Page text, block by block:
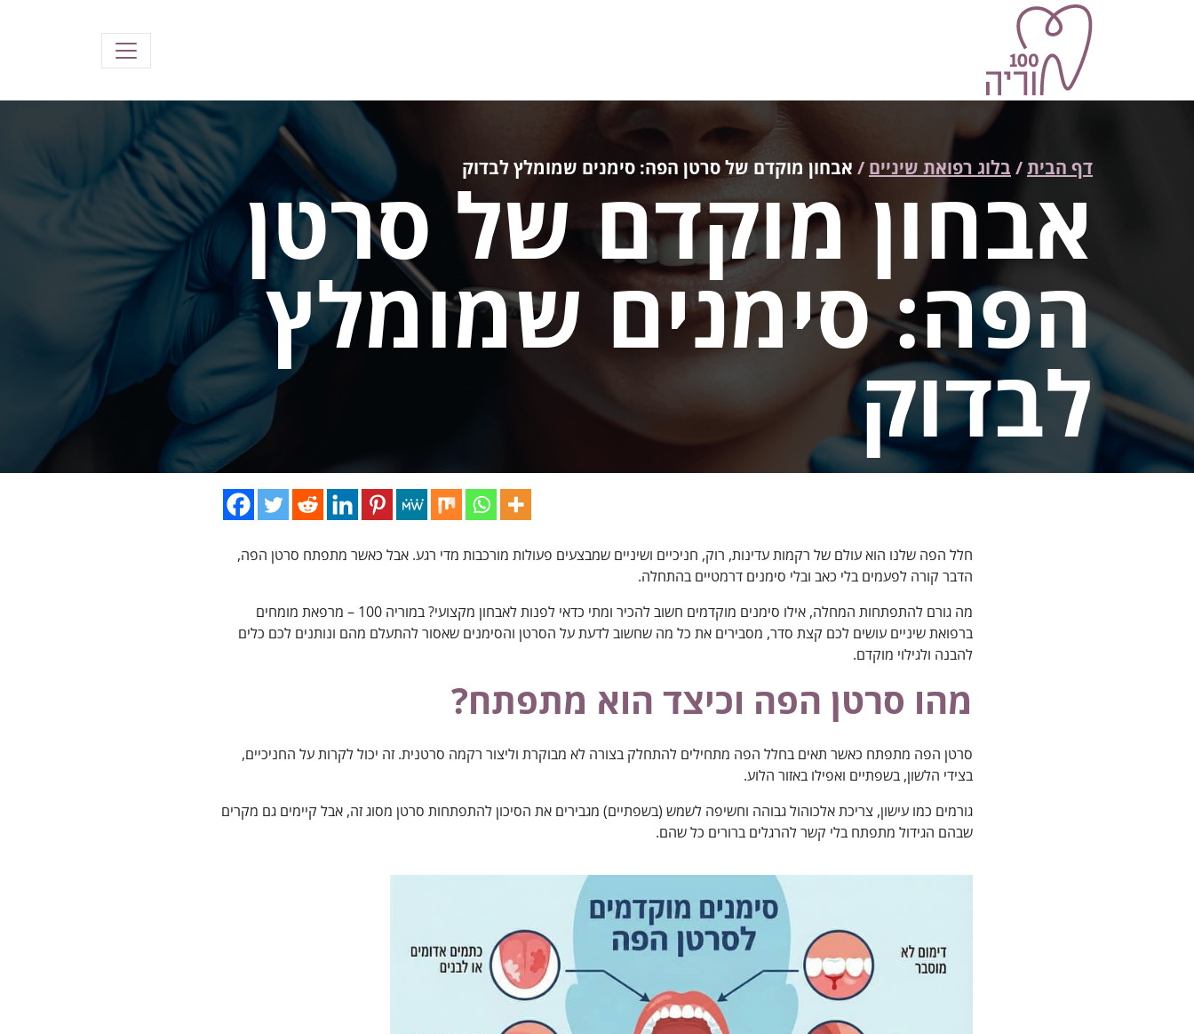
ניווט ראשי
דף הבית/ בלוג רפואת שיניים / אבחון מוקדם של סרטן הפה: סימנים שמומלץ לבדוק
אבחון מוקדם של סרטן
הפה: סימנים שמומלץ
לבדוק
חלל הפה שלנו הוא עולם של רקמות עדינות, רוק, חניכיים ושיניים שמבצעים פעולות מורכבות מדי רגע. אבל כאשר מתפתח סרטן הפה,
הדבר קורה לפעמים בלי כאב ובלי סימנים דרמטיים בהתחלה.
מה גורם להתפתחות המחלה, אילו סימנים מוקדמים חשוב להכיר ומתי כדאי לפנות לאבחון מקצועי? במוריה 100 – מרפאת מומחים
ברפואת שיניים עושים לכם קצת סדר, מסבירים את כל מה שחשוב לדעת על הסרטן והסימנים שאסור להתעלם מהם ונותנים לכם כלים
להבנה ולגילוי מוקדם.
מהו סרטן הפה וכיצד הוא מתפתח?
סרטן הפה מתפתח כאשר תאים בחלל הפה מתחילים להתחלק בצורה לא מבוקרת וליצור רקמה סרטנית. זה יכול לקרות על החניכיים,
בצידי הלשון, בשפתיים ואפילו באזור הלוע.
גורמים כמו עישון, צריכת אלכוהול גבוהה וחשיפה לשמש (בשפתיים) מגבירים את הסיכון להתפתחות סרטן מסוג זה, אבל קיימים גם מקרים
שבהם הגידול מתפתח בלי קשר להרגלים ברורים כל שהם.